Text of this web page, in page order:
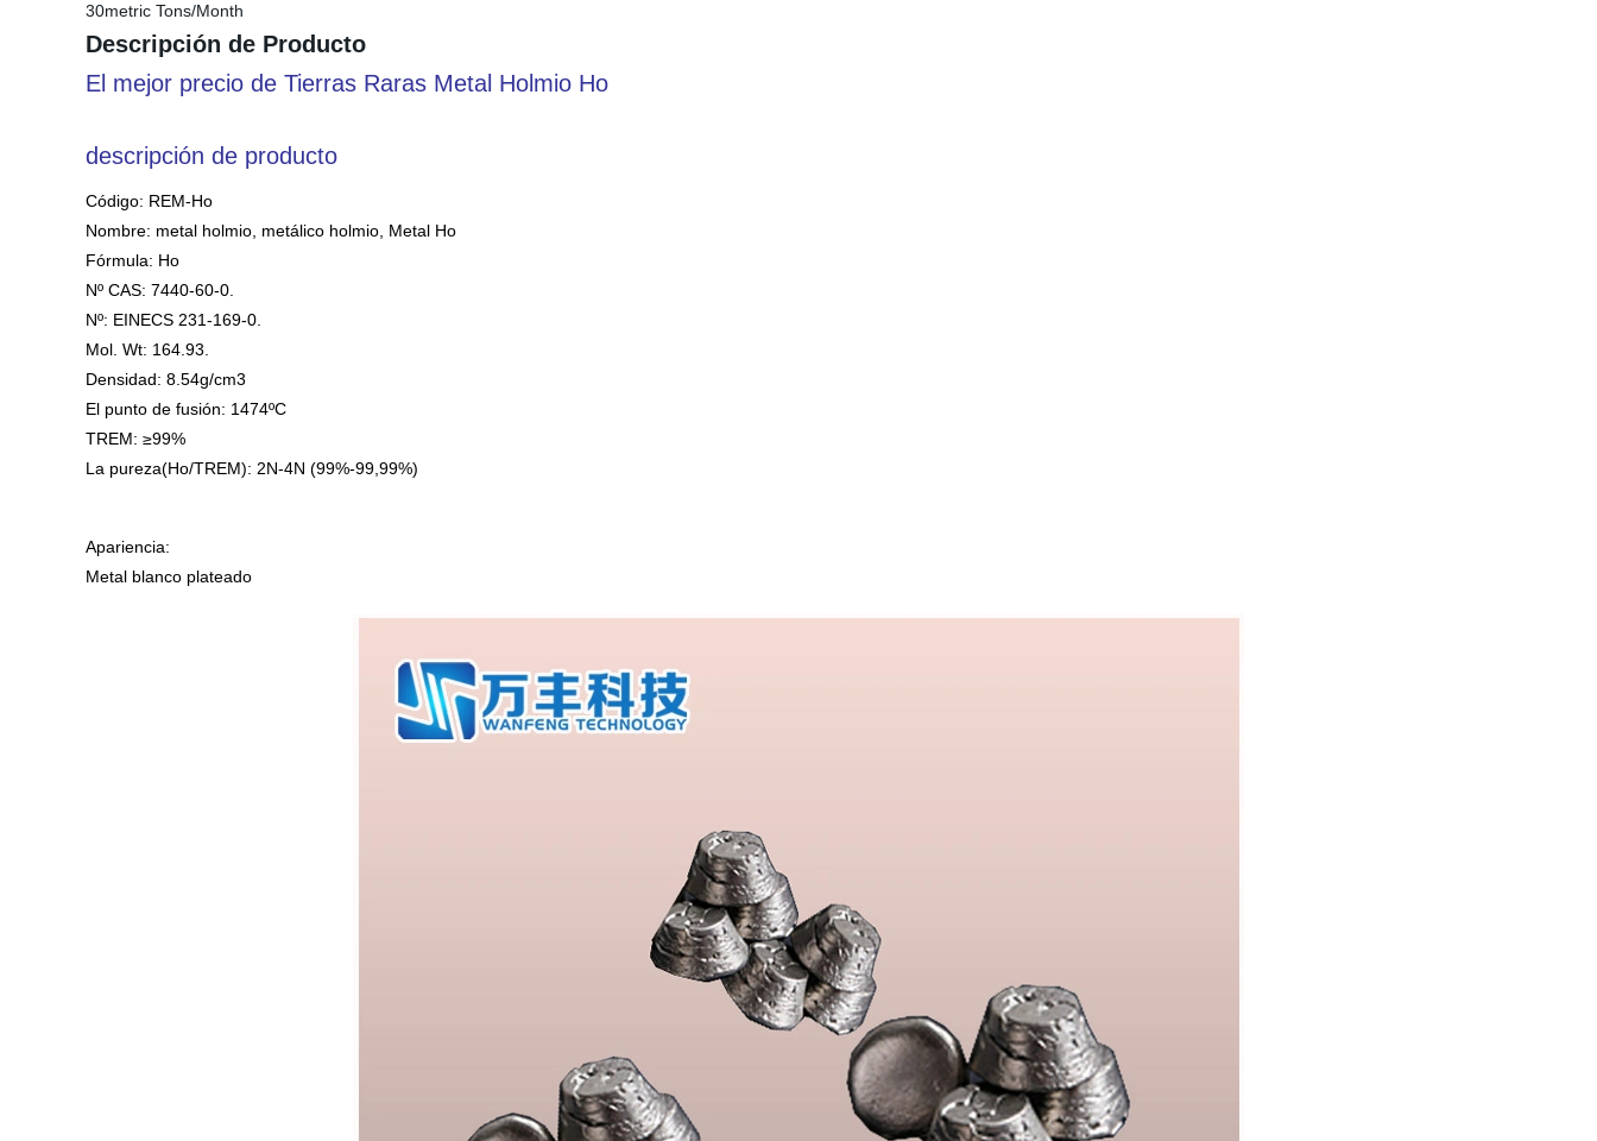
30metric Tons/Month
Descripción de Producto
El mejor precio de Tierras Raras Metal Holmio Ho
descripción de producto
Código: REM-Ho
Nombre: metal holmio, metálico holmio, Metal Ho
Fórmula: Ho
Nº CAS: 7440-60-0.
Nº: EINECS 231-169-0.
Mol. Wt: 164.93.
Densidad: 8.54g/cm3
El punto de fusión: 1474ºC
TREM: ≥99%
La pureza(Ho/TREM): 2N-4N (99%-99,99%)
Apariencia:
Metal blanco plateado